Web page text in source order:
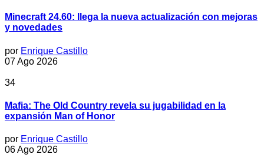
Minecraft 24.60: llega la nueva actualización con mejoras
y novedades
por Enrique Castillo
07 Ago 2026
34
Mafia: The Old Country revela su jugabilidad en la
expansión Man of Honor
por Enrique Castillo
06 Ago 2026